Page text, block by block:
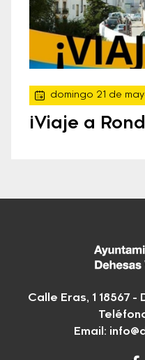
domingo 21 de
¡Viaje a
Calle Eras, 1 18567
Email: